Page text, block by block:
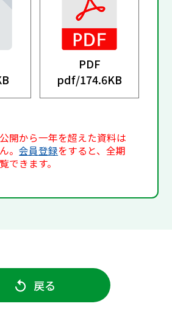
PDF
pdf/174.6KB
開から一年を超えた資料は
。会員登録をすると、全期
できます。
戻る